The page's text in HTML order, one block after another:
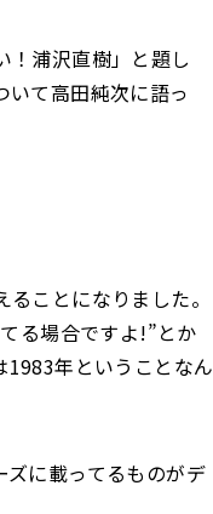
！浦沢直樹」と題し
て高田純次に語っ
ことになりました。
る場合ですよ!”とか
年ということなん
に載ってるものがデ